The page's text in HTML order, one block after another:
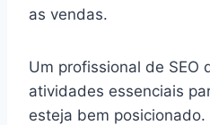
as vendas.
Um profissional de SEO
atividades essenciais
esteja bem